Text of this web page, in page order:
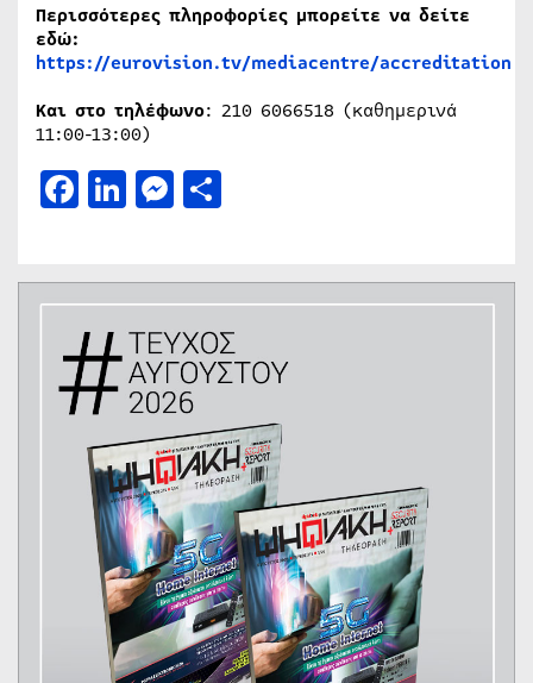
Περισσότερες πληροφορίες μπορείτε να δείτε
εδώ:
https://eurovision.tv/mediacentre/accreditation
Και στο τηλέφωνο: 210 6066518 (καθημερινά
11:00-13:00)
Facebook
LinkedIn
Messenger